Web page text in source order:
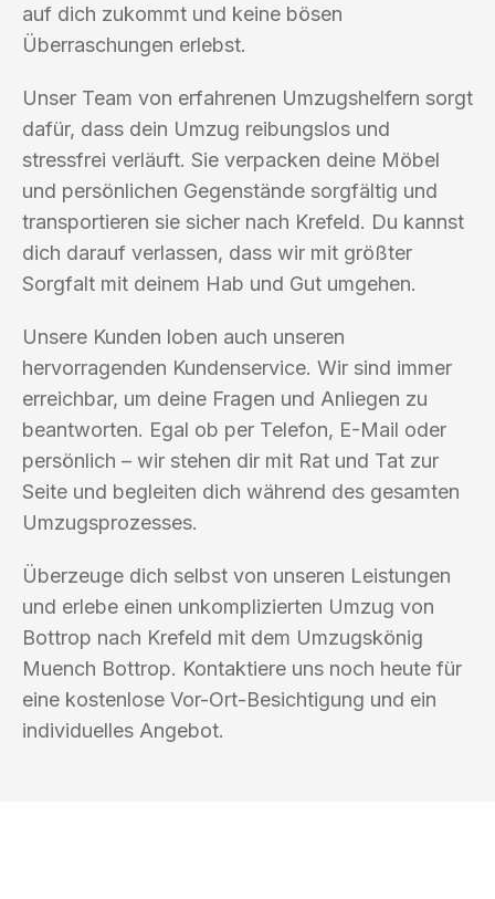
auf dich zukommt und keine bösen
Überraschungen erlebst.
Unser Team von erfahrenen Umzugshelfern sorgt
dafür, dass dein Umzug reibungslos und
stressfrei verläuft. Sie verpacken deine Möbel
und persönlichen Gegenstände sorgfältig und
transportieren sie sicher nach Krefeld. Du kannst
dich darauf verlassen, dass wir mit größter
Sorgfalt mit deinem Hab und Gut umgehen.
Unsere Kunden loben auch unseren
hervorragenden Kundenservice. Wir sind immer
erreichbar, um deine Fragen und Anliegen zu
beantworten. Egal ob per Telefon, E-Mail oder
persönlich – wir stehen dir mit Rat und Tat zur
Seite und begleiten dich während des gesamten
Umzugsprozesses.
Überzeuge dich selbst von unseren Leistungen
und erlebe einen unkomplizierten Umzug von
Bottrop nach Krefeld mit dem Umzugskönig
Muench Bottrop. Kontaktiere uns noch heute für
eine kostenlose Vor-Ort-Besichtigung und ein
individuelles Angebot.